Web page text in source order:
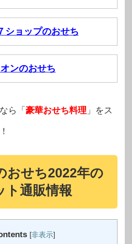
ショップのおせち
ンのおせち
ら「 豪華おせち料理 」をス
おせち2022年の
ト通販情報
[非表示]